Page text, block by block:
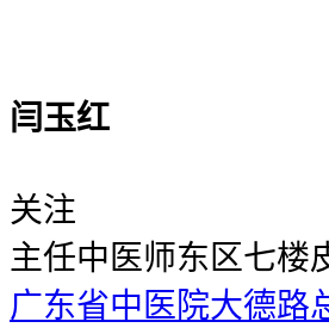
闫玉红
关注
主任中医师东区七楼
广东省中医院大德路